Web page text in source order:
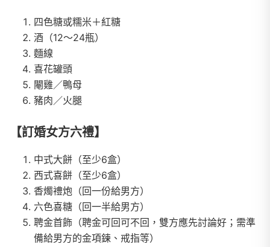
四色糖或糯米＋紅糖
酒（12～24瓶）
麵線
喜花罐頭
閹雞／鴨母
豬肉／火腿
【訂婚女方六禮】
中式大餅（至少6盒）
西式喜餅（至少6盒）
香燭禮炮（回一份給男方）
六色喜糖（回一半給男方）
聘金首飾（聘金可回可不回，雙方應先討論好；需準
備給男方的金項鍊、戒指等）